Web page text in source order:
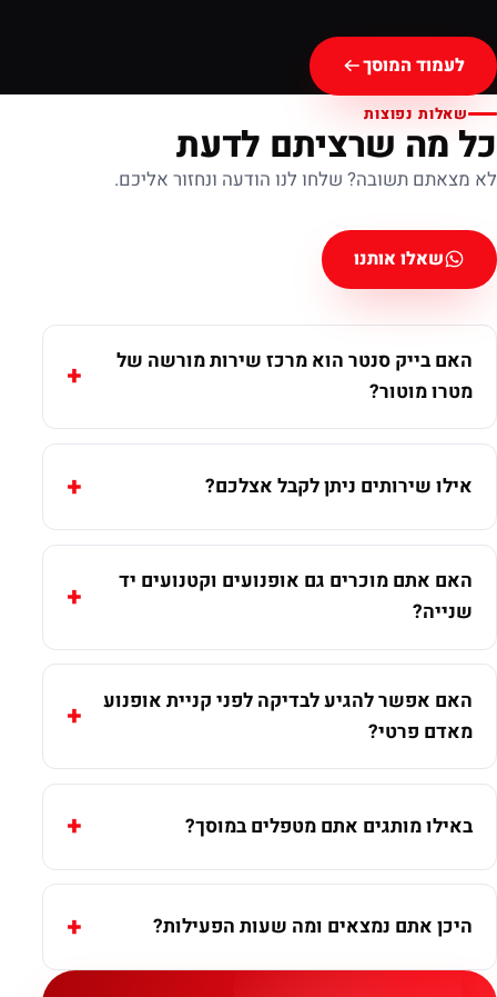
לעמוד המוסך
שאלות נפוצות
כל מה שרציתם לדעת
לא מצאתם תשובה? שלחו לנו הודעה ונחזור אליכם.
שאלו אותנו
האם בייק סנטר הוא מרכז שירות מורשה של
מטרו מוטור?
אילו שירותים ניתן לקבל אצלכם?
האם אתם מוכרים גם אופנועים וקטנועים יד
שנייה?
האם אפשר להגיע לבדיקה לפני קניית אופנוע
מאדם פרטי?
באילו מותגים אתם מטפלים במוסך?
היכן אתם נמצאים ומה שעות הפעילות?